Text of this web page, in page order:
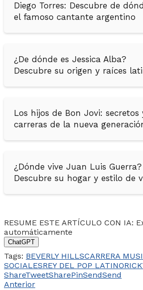
Diego Torres: Descubre de
el famoso cantante argentino
¿De dónde es Jessica Alba?
Descubre su origen y raíces
Los hijos de Bon Jovi: secretos
carreras de la nueva
¿Dónde vive Juan Luis Guerra?
Descubre su hogar y estilo de
RESUME ESTE ARTÍCULO CON IA:
automáticamente
ChatGPT
Tags: BEVERLY HILLSCARRERA
SOCIALESREY DEL POP LATINO
ShareTweetSharePinSendSend
Anterior